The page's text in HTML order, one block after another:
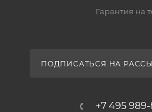
Гарантия на
ПОДПИСАТЬСЯ НА
+7 495